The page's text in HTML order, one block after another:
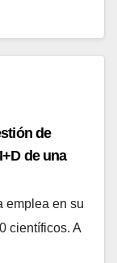
de
de una
emplea en su
científicos. A